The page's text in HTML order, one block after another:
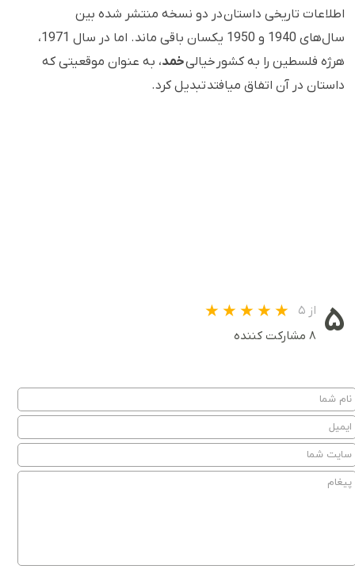
اطلاعات تاریخی داستان در دو نسخه منتشر شده بین
سال‌های 1940 و 1950 یکسان باقی ماند. اما در سال 1971،
هرژه فلسطین را به کشور خیالیخمد، به عنوان موقعیتی که
داستان در آن اتفاق میافتد تبدیل کرد.
۵ از ۵
۸ مشارکت کننده